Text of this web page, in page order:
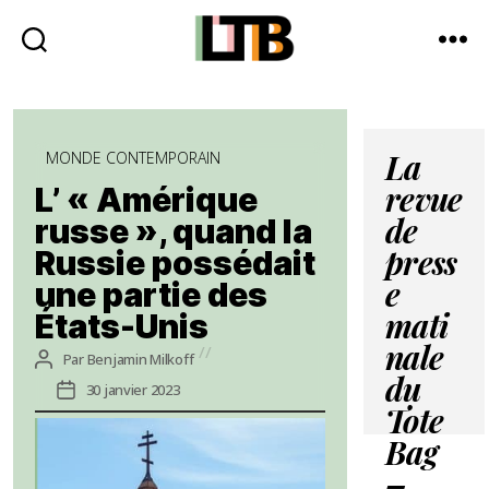
Tote
d'information
quotidienne
Catégories
MONDE CONTEMPORAIN
L’ « Amérique
russe », quand la
Russie possédait
une partie des
États-Unis
Auteur
de
l’article
ParBenjamin Milkoff
Date
de
30 janvier 2023
La
revue
de
press
e
mati
nale
du
Tote
Bag